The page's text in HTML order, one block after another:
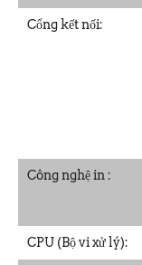
Cổng kết nối:
Công nghệ in :
CPU (Bộ vi xử lý):